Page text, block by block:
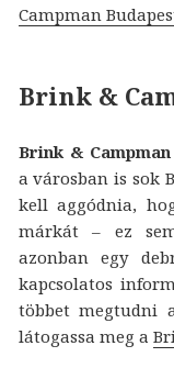
Campman
Brink &
Brink &
a városban is sok
kell aggódnia,
márkát – ez
azonban egy
kapcsolatos
többet megtudni
látogassa meg a